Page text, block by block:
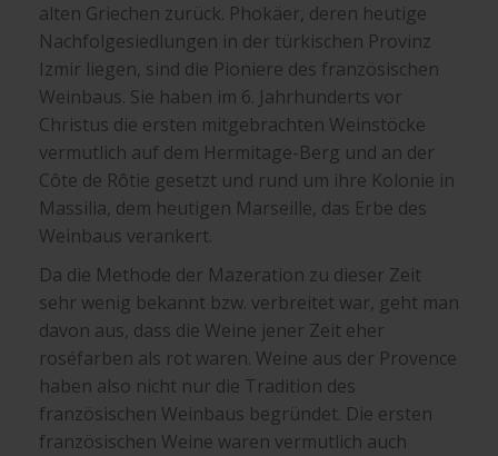
alten Griechen zurück. Phokäer, deren heutige
Nachfolgesiedlungen in der türkischen Provinz
Izmir liegen, sind die Pioniere des französischen
Weinbaus. Sie haben im 6. Jahrhunderts vor
Christus die ersten mitgebrachten Weinstöcke
vermutlich auf dem Hermitage-Berg und an der
Côte de Rôtie gesetzt und rund um ihre Kolonie in
Massilia, dem heutigen Marseille, das Erbe des
Weinbaus verankert.
Da die Methode der Mazeration zu dieser Zeit
sehr wenig bekannt bzw. verbreitet war, geht man
davon aus, dass die Weine jener Zeit eher
roséfarben als rot waren. Weine aus der Provence
haben also nicht nur die Tradition des
französischen Weinbaus begründet. Die ersten
französischen Weine waren vermutlich auch